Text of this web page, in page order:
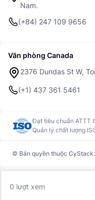
0 lượt xem
Nam.
(+84) 247 109 9656
Văn phòng Canada
2376 Dundas St W,
(+1) 437 361 5461
Đạt tiêu chuẩn ATTT
Quản lý chất lượng
© Bản quyền thuộc
Bảo mật